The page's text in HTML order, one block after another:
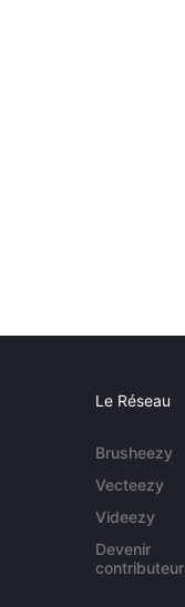
Le Réseau
Brusheezy
Vecteezy
Videezy
Devenir
contributeur